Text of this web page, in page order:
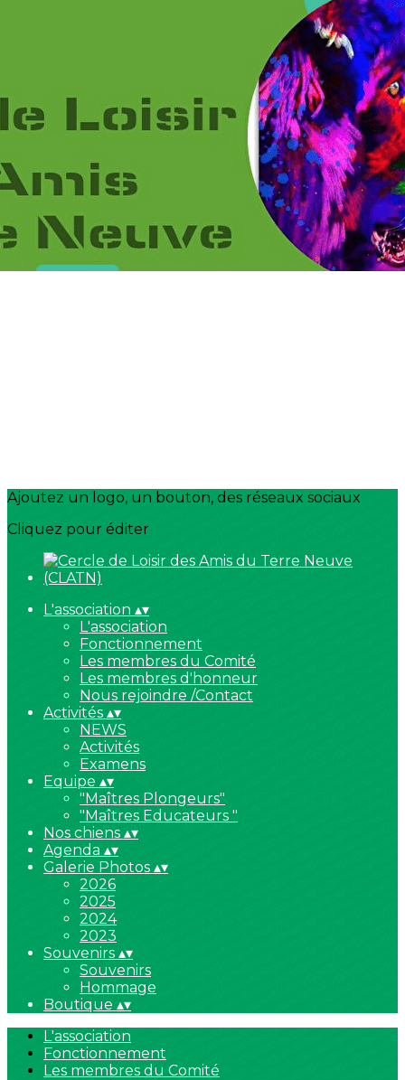
2026
2025
2024
?>
Images de la page d'accueil
Cliquez pour éditer
Ajoutez un logo, un bouton, des réseaux sociaux
Cliquez pour éditer
L'association ▴▾
L'association
Fonctionnement
Les membres du Comité
Les membres d'honneur
Nous rejoindre /Contact
Activités ▴▾
NEWS
Activités
Examens
Equipe ▴▾
"Maîtres Plongeurs"
"Maîtres Educateurs "
Nos chiens ▴▾
Agenda ▴▾
Galerie Photos ▴▾
2026
2025
2024
2023
Souvenirs ▴▾
Souvenirs
Hommage
Boutique ▴▾
L'association
Fonctionnement
Les membres du Comité